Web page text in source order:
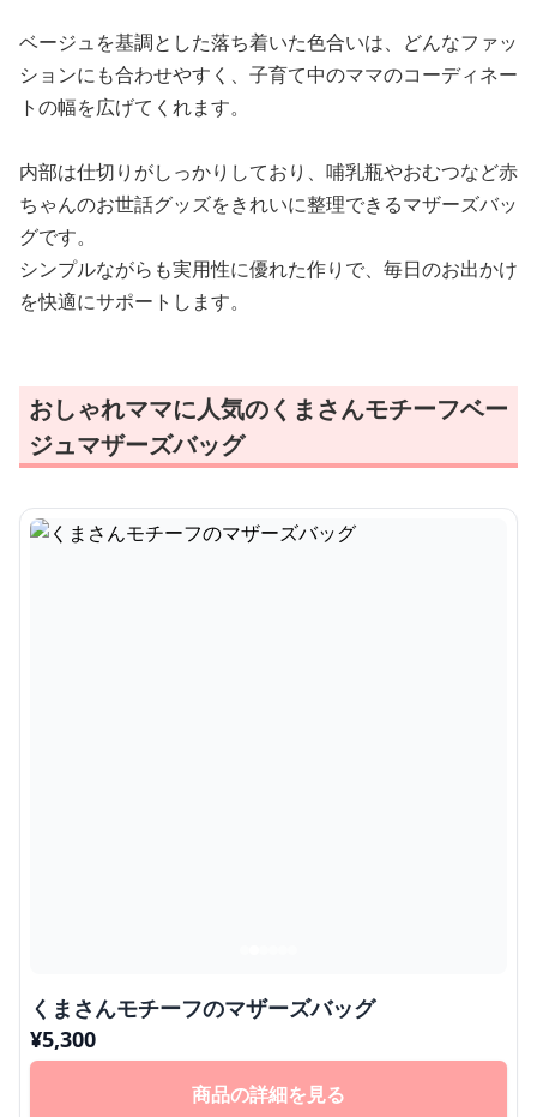
ベージュを基調とした落ち着いた色合いは、どんなファッ
ションにも合わせやすく、子育て中のママのコーディネー
トの幅を広げてくれます。
内部は仕切りがしっかりしており、哺乳瓶やおむつなど赤
ちゃんのお世話グッズをきれいに整理できるマザーズバッ
グです。
シンプルながらも実用性に優れた作りで、毎日のお出かけ
を快適にサポートします。
おしゃれママに人気のくまさんモチーフベー
ジュマザーズバッグ
くまさんモチーフのマザーズバッグ
¥5,300
商品の詳細を見る